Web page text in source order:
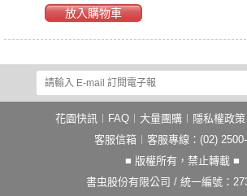
+重配和聲入門+樂風編曲
入門+電子音樂創作法+合
成器入門
放入購物車
花園快訊 FAQ 大量團購 隱私權政策
客服信箱 ︱客服專線：(02)
■ 版權所有，禁止轉載 ■
書虫股份有限公司 / 統一編號：